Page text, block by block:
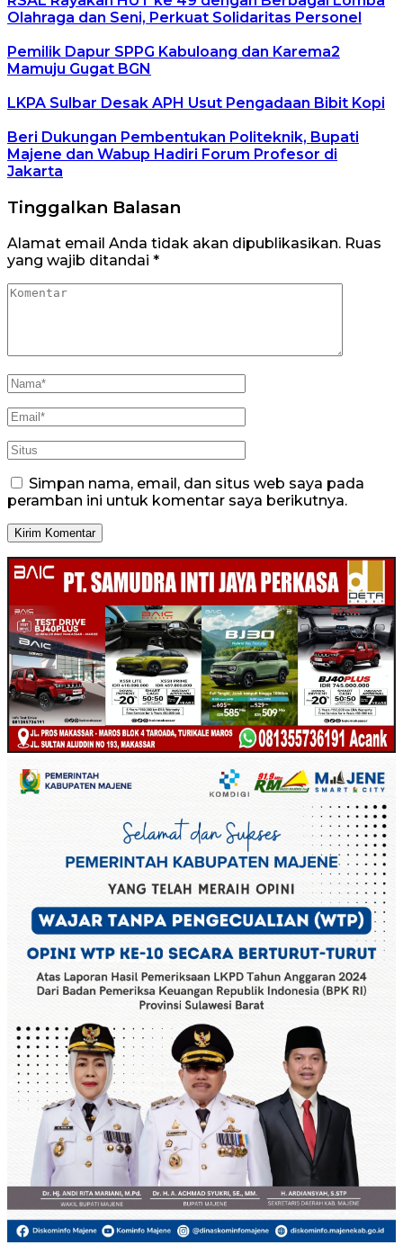
Olahraga dan Seni, Perkuat Solidaritas Personel
Pemilik Dapur SPPG Kabuloang dan Karema2
Mamuju Gugat BGN
LKPA Sulbar Desak APH Usut Pengadaan Bibit Kopi
Beri Dukungan Pembentukan Politeknik, Bupati
Majene dan Wabup Hadiri Forum Profesor di
Jakarta
Tinggalkan Balasan
Alamat email Anda tidak akan dipublikasikan. Ruas
yang wajib ditandai *
Simpan nama, email, dan situs web saya pada
peramban ini untuk komentar saya berikutnya.